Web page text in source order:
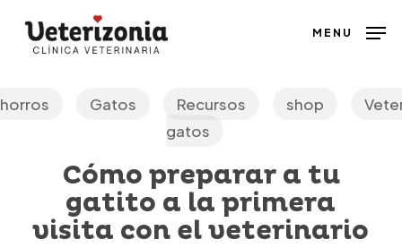
MENU
Gatos Recursos shop
gatos
Cómo preparar a tu
gatito a la primera
visita con el veterinario